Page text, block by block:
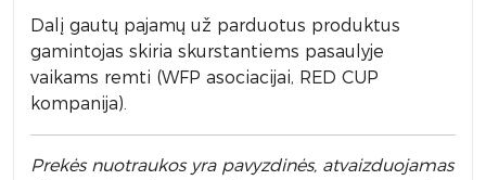
Dalį gautų pajamų už parduotus produktus
gamintojas skiria skurstantiems pasaulyje
vaikams remti (WFP asociacijai, RED CUP
kompanija).
Prekės nuotraukos yra pavyzdinės, atvaizduojamas